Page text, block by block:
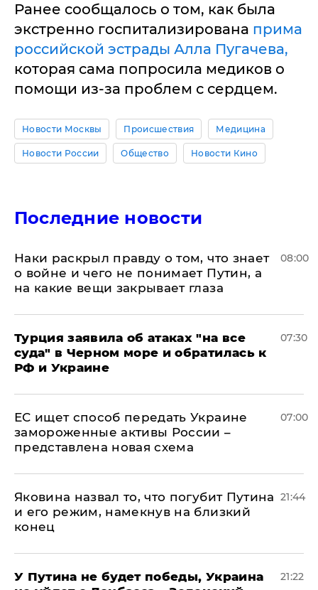
Ранее сообщалось о том, как была
экстренно госпитализирована прима
российской эстрады Алла Пугачева,
которая сама попросила медиков о
помощи из-за проблем с сердцем.
Новости Москвы Происшествия Медицина
Новости России Общество Новости Кино
Последние новости
Наки раскрыл правду о том, что знает
о войне и чего не понимает Путин, а
на какие вещи закрывает глаза
08:00
Турция заявила об атаках "на все
суда" в Черном море и обратилась к
РФ и Украине
07:30
ЕС ищет способ передать Украине
замороженные активы России –
представлена новая схема
07:00
Яковина назвал то, что погубит Путина
и его режим, намекнув на близкий
конец
21:44
У Путина не будет победы, Украина
21:22